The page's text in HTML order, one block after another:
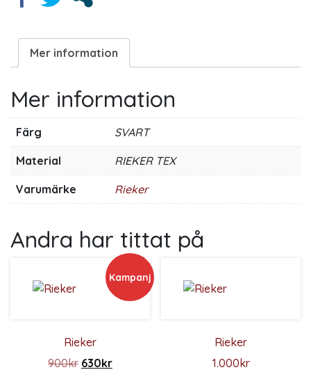
Mer information
Mer information
Färg SVART
Material RIEKER TEX
Varumärke Rieker
Andra har tittat på
Kampanj
Rieker
900kr Det ursprungliga priset var: 900kr.
630krDet nuvarande priset är: 630kr.
Rieker
1.000kr